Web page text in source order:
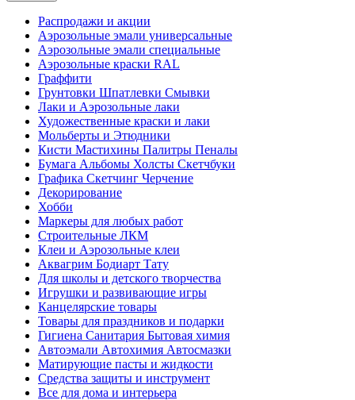
Распродажи и акции
Аэрозольные эмали универсальные
Аэрозольные эмали специальные
Аэрозольные краски RAL
Граффити
Грунтовки Шпатлевки Смывки
Лаки и Аэрозольные лаки
Художественные краски и лаки
Мольберты и Этюдники
Кисти Мастихины Палитры Пеналы
Бумага Альбомы Холсты Скетчбуки
Графика Скетчинг Черчение
Декорирование
Хобби
Маркеры для любых работ
Строительные ЛКМ
Клеи и Аэрозольные клеи
Аквагрим Бодиарт Тату
Для школы и детского творчества
Игрушки и развивающие игры
Канцелярские товары
Товары для праздников и подарки
Гигиена Санитария Бытовая химия
Автоэмали Автохимия Автосмазки
Матирующие пасты и жидкости
Средства защиты и инструмент
Все для дома и интерьера